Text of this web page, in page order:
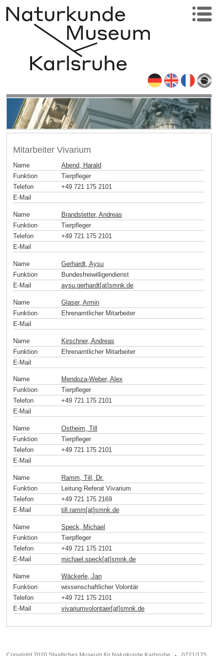
Mitarbeiter Vivarium
Name
Abend, Harald
Funktion
Tierpfleger
Telefon
+49 721 175 2101
E-Mail
Name
Brandstetter, Andreas
Funktion
Tierpfleger
Telefon
+49 721 175 2101
E-Mail
Name
Gerhardt, Aysu
Funktion
Bundesfreiwilligendienst
E-Mail
aysu.gerhardt[at]smnk.de
Name
Glaser, Armin
Funktion
Ehrenamtlicher Mitarbeiter
E-Mail
Name
Kirschner, Andreas
Funktion
Ehrenamtlicher Mitarbeiter
E-Mail
Name
Mendoza-Weber, Alex
Funktion
Tierpfleger
Telefon
+49 721 175 2101
E-Mail
Name
Ostheim, Till
Funktion
Tierpfleger
Telefon
+49 721 175 2101
E-Mail
Name
Ramm, Till, Dr.
Funktion
Leitung Referat Vivarium
Telefon
+49 721 175 2169
E-Mail
till.ramm[at]smnk.de
Name
Speck, Michael
Funktion
Tierpfleger
Telefon
+49 721 175 2101
E-Mail
michael.speck[at]smnk de
Name
Wäckerle, Jan
Funktion
wissenschaftlicher Volontär
Telefon
+49 721 175 2101
E-Mail
vivariumvolontaer[at]smnk de